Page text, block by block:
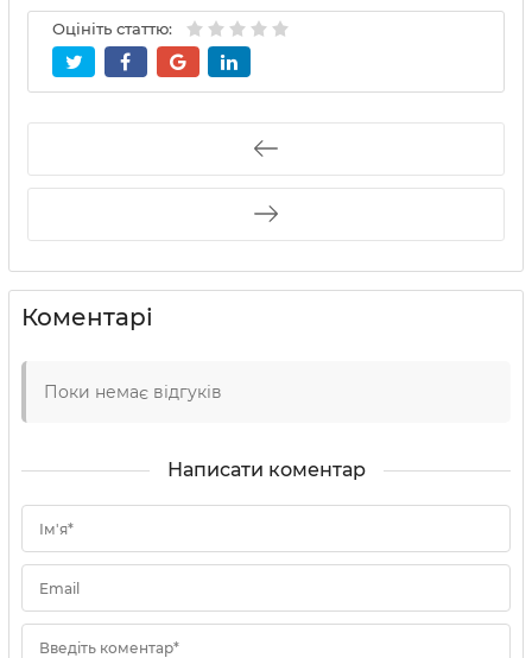
Оцініть статтю:
Коментарі
Поки немає відгуків
Написати коментар
Ім'я*
Email
Введіть коментар*